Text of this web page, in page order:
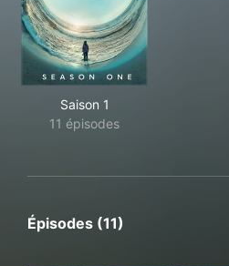
Saison 1
11 épisodes
Épisodes (11)